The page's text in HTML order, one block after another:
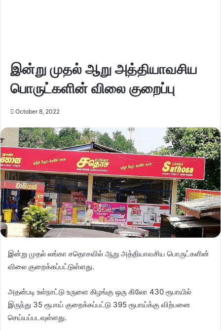
இன்று முதல் ஆறு அத்தியாவசிய
பொருட்களின் விலை குறைப்பு
October 8, 2022
இன்று முதல் லங்கா சதொசவில் ஆறு அத்தியாவசிய பொருட்களின்
விலை குறைக்கப்பட்டுள்ளது.
அதன்படி உள்நாட்டு உருளை கிழங்கு ஒரு கிலோ 430 ரூபாயில்
இருந்து 35 ரூபாய் குறைக்கப்பட்டு 395 ரூபாய்க்கு விற்பனை
செய்யப்படவுள்ளது.